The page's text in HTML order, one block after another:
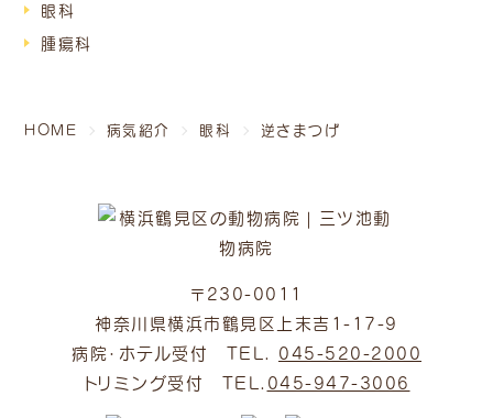
眼科
腫瘍科
HOME 病気紹介 眼科 逆さまつげ
〒230-0011
神奈川県横浜市鶴見区上末吉1-17-9
病院・ホテル受付 TEL. 045-520-2000
トリミング受付 TEL. 045-947-3006